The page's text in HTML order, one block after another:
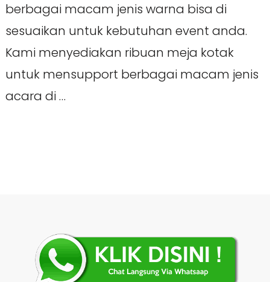
berbagai macam jenis warna bisa di
sesuaikan untuk kebutuhan event anda.
Kami menyediakan ribuan meja kotak
untuk mensupport berbagai macam jenis
acara di …